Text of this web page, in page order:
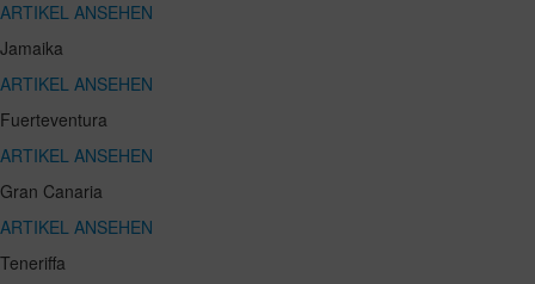
ARTIKEL ANSEHEN
Jamaika
ARTIKEL ANSEHEN
Fuerteventura
ARTIKEL ANSEHEN
Gran Canaria
ARTIKEL ANSEHEN
Teneriffa